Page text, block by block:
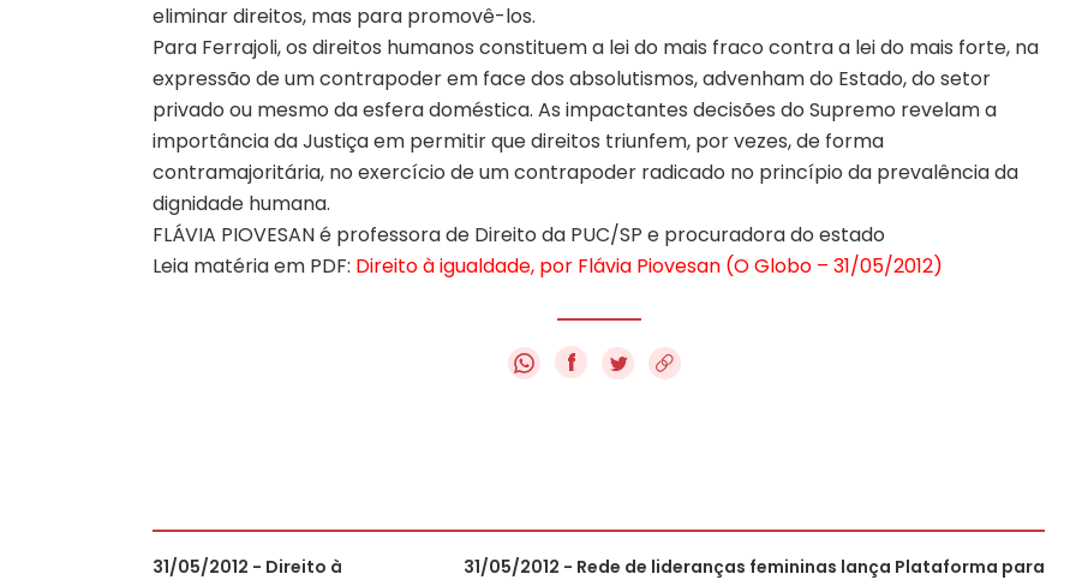
eliminar direitos, mas para promovê-los.
Para Ferrajoli, os direitos humanos constituem a lei do mais fraco contra a lei do mais forte, na
expressão de um contrapoder em face dos absolutismos, advenham do Estado, do setor
privado ou mesmo da esfera doméstica. As impactantes decisões do Supremo revelam a
importância da Justiça em permitir que direitos triunfem, por vezes, de forma
contramajoritária, no exercício de um contrapoder radicado no princípio da prevalência da
dignidade humana.
FLÁVIA PIOVESAN é professora de Direito da PUC/SP e procuradora do estado
Leia matéria em PDF: Direito à igualdade, por Flávia Piovesan (O Globo – 31/05/2012)
f
31/05/2012 - Direito à
31/05/2012 - Rede de lideranças femininas lança Plataforma para